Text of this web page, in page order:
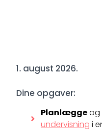
1. august 2026.
Dine opgaver:
Planlæggeog
undervisning i